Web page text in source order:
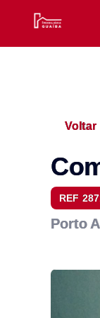
Voltar
REF
Porto